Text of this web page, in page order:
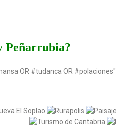
Peñarrubia?
OR #tudanca OR #polaciones"